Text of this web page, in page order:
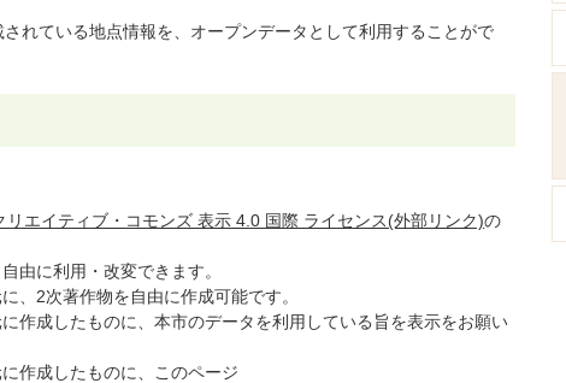
されている地点情報を、オープンデータとして利用することがで
リエイティブ・コモンズ 表示 4.0 国際 ライセンス(外部リンク)の
由に利用・改変できます。
、2次著作物を自由に作成可能です。
作成したものに、本市のデータを利用している旨を表示をお願い
作成したものに、このページ